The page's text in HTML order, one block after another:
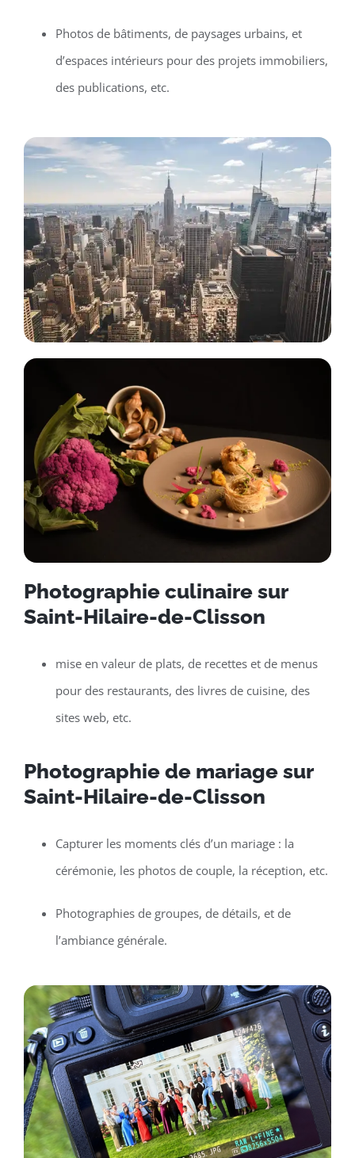
Photos de bâtiments, de paysages urbains, et
d’espaces intérieurs pour des projets immobiliers,
des publications, etc.
Photographie culinaire sur
Saint-Hilaire-de-Clisson
mise en valeur de plats, de recettes et de menus
pour des restaurants, des livres de cuisine, des
sites web, etc.
Photographie de mariage sur
Saint-Hilaire-de-Clisson
Capturer les moments clés d’un mariage : la
cérémonie, les photos de couple, la réception, etc.
Photographies de groupes, de détails, et de
l’ambiance générale.